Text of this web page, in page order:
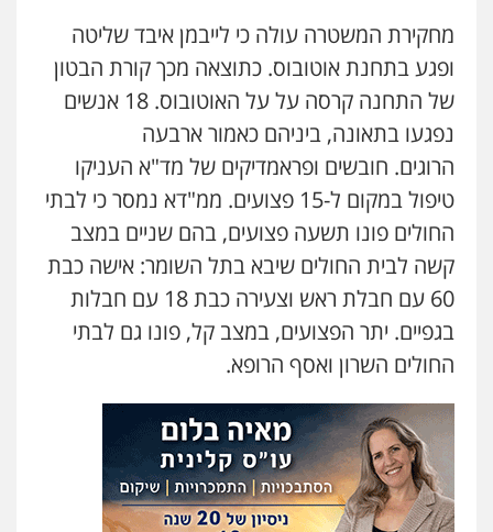
עו"ד חמאדה מסרי
0526631970
עו"ד פיני פישלר
פלילי תעבורה מח"ש אזרחי כלכלי
0505234000
מחקירת המשטרה עולה כי לייבמן איבד שליטה
ופגע בתחנת אוטובוס. כתוצאה מכך קורת הבטון
של התחנה קרסה על על האוטובוס. 18 אנשים
נפגעו בתאונה, ביניהם כאמור ארבעה
הרוגים. חובשים ופראמדיקים של מד"א העניקו
טיפול במקום ל-15 פצועים. ממ"דא נמסר כי לבתי
החולים פונו תשעה פצועים, בהם שניים במצב
קשה לבית החולים שיבא בתל השומר: אישה כבת
60 עם חבלת ראש וצעירה כבת 18 עם חבלות
בגפיים. יתר הפצועים, במצב קל, פונו גם לבתי
החולים השרון ואסף הרופא.